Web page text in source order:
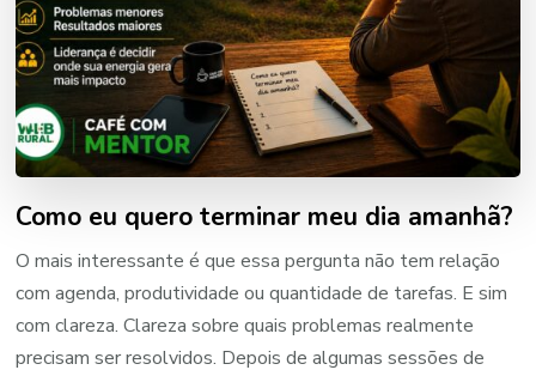
Como eu quero terminar meu dia amanhã?
O mais interessante é que essa pergunta não tem relação
com agenda, produtividade ou quantidade de tarefas. E sim
com clareza. Clareza sobre quais problemas realmente
precisam ser resolvidos. Depois de algumas sessões de